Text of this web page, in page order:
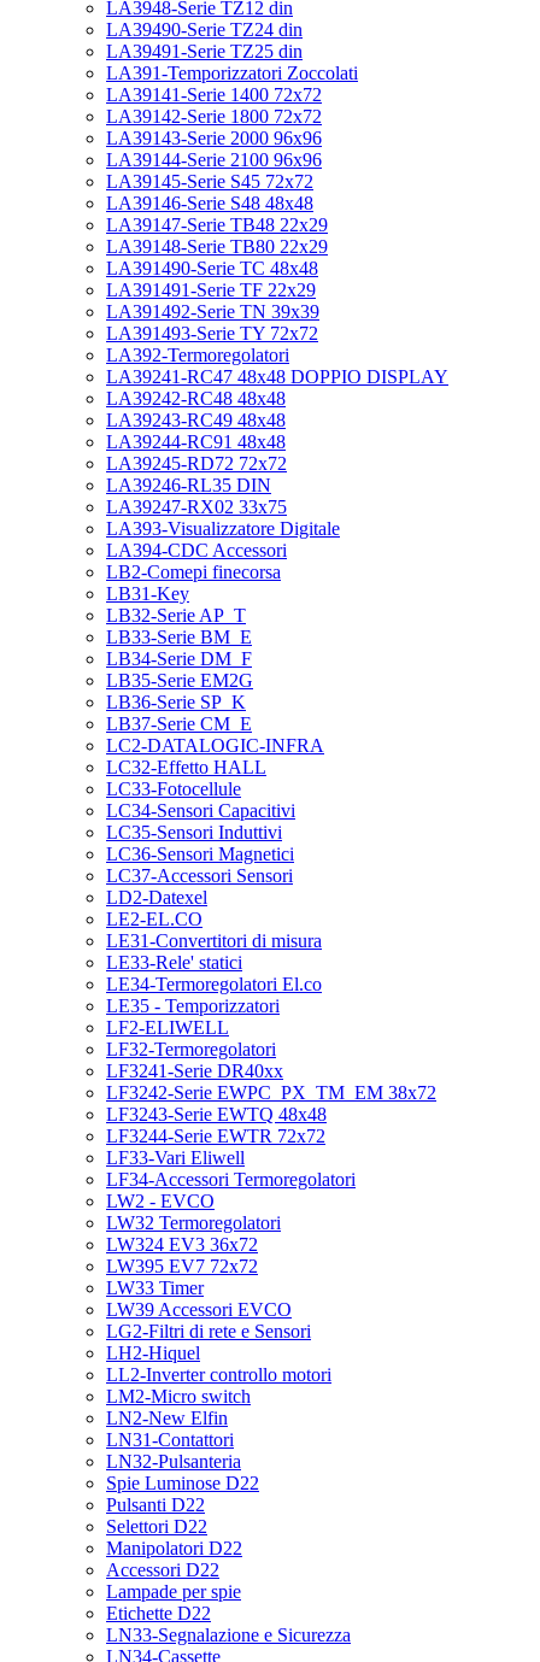
LA3948-Serie TZ12 din
LA39490-Serie TZ24 din
LA39491-Serie TZ25 din
LA391-Temporizzatori Zoccolati
LA39141-Serie 1400 72x72
LA39142-Serie 1800 72x72
LA39143-Serie 2000 96x96
LA39144-Serie 2100 96x96
LA39145-Serie S45 72x72
LA39146-Serie S48 48x48
LA39147-Serie TB48 22x29
LA39148-Serie TB80 22x29
LA391490-Serie TC 48x48
LA391491-Serie TF 22x29
LA391492-Serie TN 39x39
LA391493-Serie TY 72x72
LA392-Termoregolatori
LA39241-RC47 48x48 DOPPIO DISPLAY
LA39242-RC48 48x48
LA39243-RC49 48x48
LA39244-RC91 48x48
LA39245-RD72 72x72
LA39246-RL35 DIN
LA39247-RX02 33x75
LA393-Visualizzatore Digitale
LA394-CDC Accessori
LB2-Comepi finecorsa
LB31-Key
LB32-Serie AP_T
LB33-Serie BM_E
LB34-Serie DM_F
LB35-Serie EM2G
LB36-Serie SP_K
LB37-Serie CM_E
LC2-DATALOGIC-INFRA
LC32-Effetto HALL
LC33-Fotocellule
LC34-Sensori Capacitivi
LC35-Sensori Induttivi
LC36-Sensori Magnetici
LC37-Accessori Sensori
LD2-Datexel
LE2-EL.CO
LE31-Convertitori di misura
LE33-Rele' statici
LE34-Termoregolatori El.co
LE35 - Temporizzatori
LF2-ELIWELL
LF32-Termoregolatori
LF3241-Serie DR40xx
LF3242-Serie EWPC_PX_TM_EM 38x72
LF3243-Serie EWTQ 48x48
LF3244-Serie EWTR 72x72
LF33-Vari Eliwell
LF34-Accessori Termoregolatori
LW2 - EVCO
LW32 Termoregolatori
LW324 EV3 36x72
LW395 EV7 72x72
LW33 Timer
LW39 Accessori EVCO
LG2-Filtri di rete e Sensori
LH2-Hiquel
LL2-Inverter controllo motori
LM2-Micro switch
LN2-New Elfin
LN31-Contattori
LN32-Pulsanteria
Spie Luminose D22
Pulsanti D22
Selettori D22
Manipolatori D22
Accessori D22
Lampade per spie
Etichette D22
LN33-Segnalazione e Sicurezza
LN34-Cassette